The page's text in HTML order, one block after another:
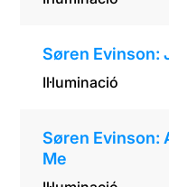
Søren Evinson:
Il·luminació
Søren Evinson:
Me